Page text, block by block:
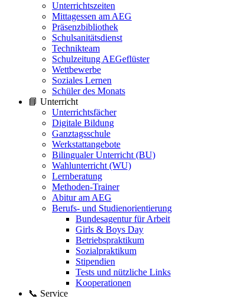
Unterrichtszeiten
Mittagessen am AEG
Präsenzbibliothek
Schulsanitätsdienst
Technikteam
Schulzeitung AEGeflüster
Wettbewerbe
Soziales Lernen
Schüler des Monats
📘 Unterricht
Unterrichtsfächer
Digitale Bildung
Ganztagsschule
Werkstattangebote
Bilingualer Unterricht (BU)
Wahlunterricht (WU)
Lernberatung
Methoden-Trainer
Abitur am AEG
Berufs- und Studienorientierung
Bundesagentur für Arbeit
Girls & Boys Day
Betriebspraktikum
Sozialpraktikum
Stipendien
Tests und nützliche Links
Kooperationen
📞 Service